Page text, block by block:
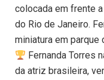
colocada em frente
do Rio de Janeiro.
miniatura em parque
Fernanda Torres
da atriz brasileira,